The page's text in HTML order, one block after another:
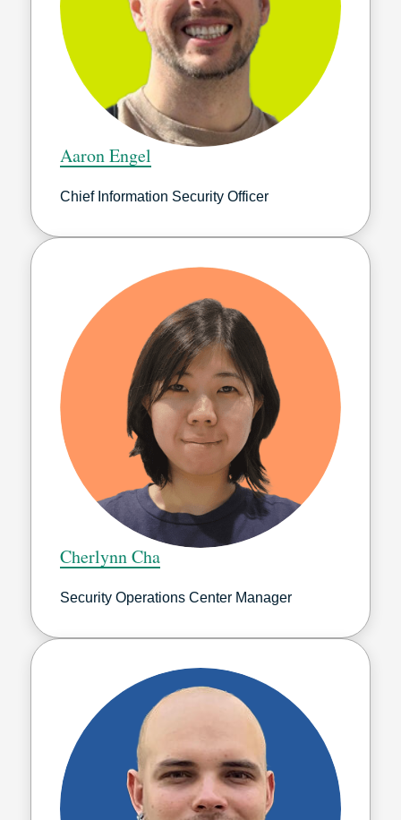
Aaron Engel
Chief Information Security Officer
Cherlynn Cha
Security Operations Center Manager